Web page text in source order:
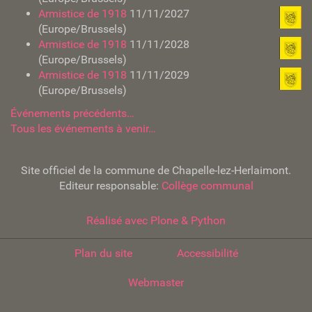
Armistice de 1918 11/11/2027
(Europe/Brussels)
Armistice de 1918 11/11/2028
(Europe/Brussels)
Armistice de 1918 11/11/2029
(Europe/Brussels)
Événements précédents…
Tous les événements à venir…
Site officiel de la commune de Chapelle-lez-Herlaimont.
Editeur responsable: Collège communal
Réalisé avec Plone & Python
Plan du site Accessibilité
Webmaster